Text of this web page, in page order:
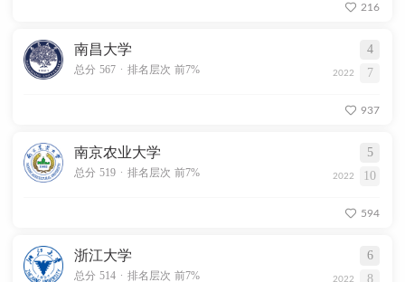
216
南昌大学 4
总分 567 . 排名层次 前7% 2022 7
937
南京农业大学 5
总分 519 . 排名层次 前7% 2022 10
594
浙江大学 6
总分 514 . 排名层次 前7% 2022 8